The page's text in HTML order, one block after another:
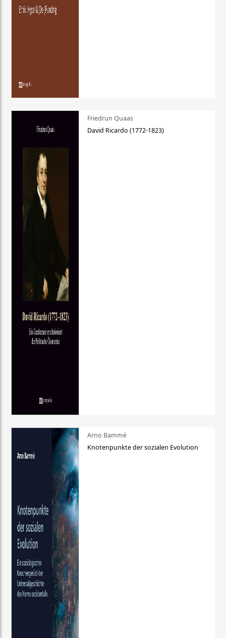
Friedrun Quaas
David Ricardo (1772-1823)
Arno Bammé
Knotenpunkte der sozialen Evolution